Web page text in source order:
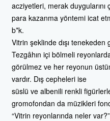
acziyetleri, merak
para kazanma yöntemi icat
b*k.
Vitrin şeklinde dışı tenekeden
Tezgâhın içi bölmeli
görülmez ve her reyonun
vardır. Dış cepheleri ise
süslü ve albenili renkli
gromofondan da müzikleri
“Vitrin reyonlarında neler